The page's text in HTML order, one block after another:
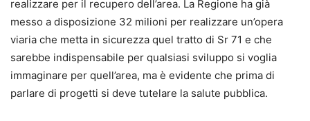
realizzare per il recupero dell’area. La Regione ha già
messo a disposizione 32 milioni per realizzare un’opera
viaria che metta in sicurezza quel tratto di Sr 71 e che
sarebbe indispensabile per qualsiasi sviluppo si voglia
immaginare per quell’area, ma è evidente che prima di
parlare di progetti si deve tutelare la salute pubblica.